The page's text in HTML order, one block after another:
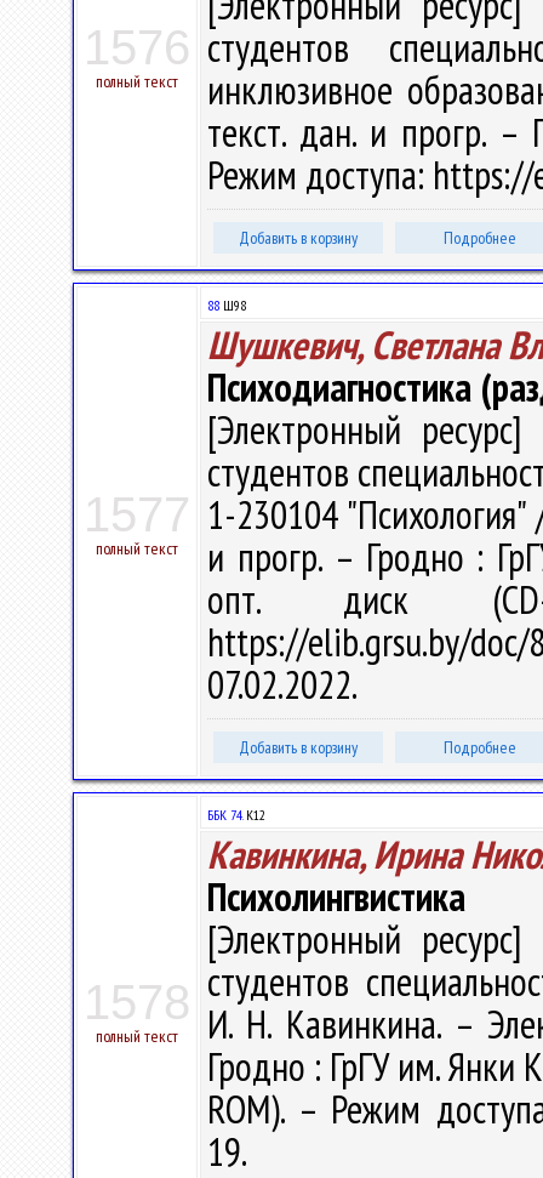
1576
полный текст
студентов
инклюзивное
текст. дан. и прогр.
Режим доступа:
Добавить в корзину Подробнее
1577
полный текст
88 Ш98
Шушкевич, Светлана
Психодиагностика
[Электронный
студентов
1-230104
и прогр. – Гродно :
опт. диск
https://elib.grsu.by/
07.02.2022.
Добавить в корзину Подробнее
1578
полный текст
ББК 74.К12
Кавинкина, Ирина
Психолингвистика
[Электронный
студентов
И. Н. Кавинкина. –
Гродно : ГрГУ им. Янки
ROM). – Режим
19.